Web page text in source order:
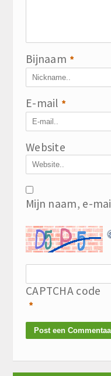
Bijnaam *
E-mail *
Website
Mijn naam, e-
CAPTCHA code
*